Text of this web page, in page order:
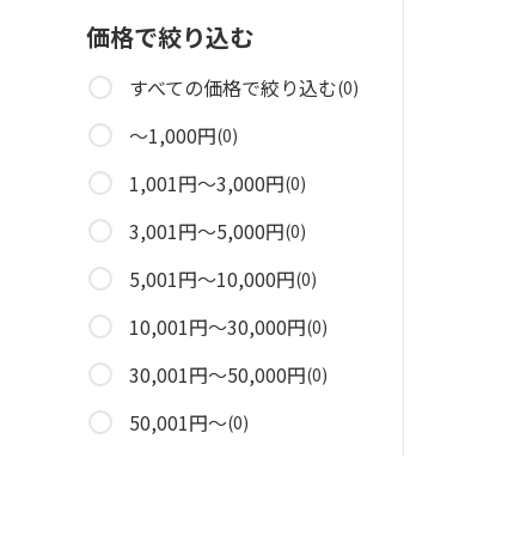
価格で絞り込む
すべての価格で絞り込む(0)
～1,000円(0)
1,001円～3,000円(0)
3,001円～5,000円(0)
5,001円～10,000円(0)
10,001円～30,000円(0)
30,001円～50,000円(0)
50,001円～(0)